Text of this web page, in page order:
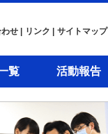
せ リンク サイトマップ
覧 活動報告